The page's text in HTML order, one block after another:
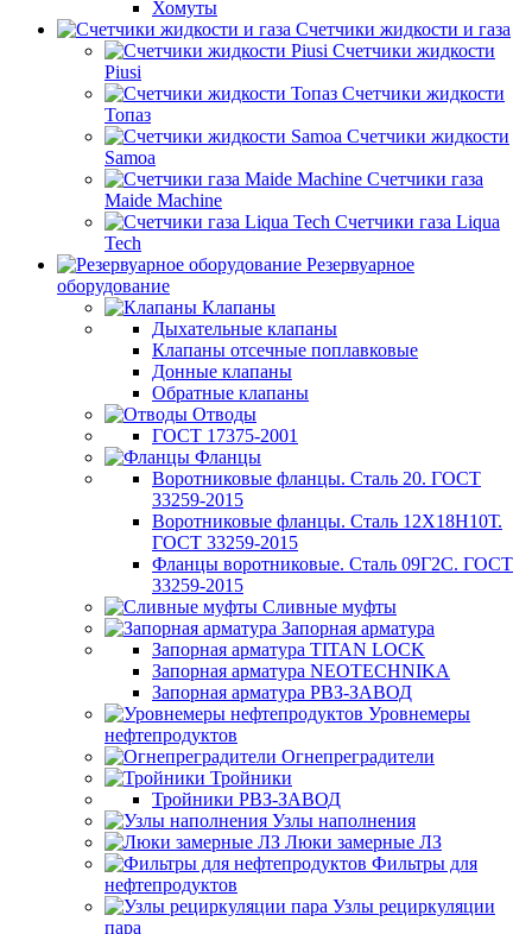
Хомуты
Счетчики жидкости и газа
Счетчики жидкости
Piusi
Счетчики жидкости
Топаз
Счетчики жидкости
Samoa
Счетчики газа
Maide Machine
Счетчики газа Liqua
Tech
Резервуарное
оборудование
Клапаны
Дыхательные клапаны
Клапаны отсечные поплавковые
Донные клапаны
Обратные клапаны
Отводы
ГОСТ 17375-2001
Фланцы
Воротниковые фланцы. Сталь 20. ГОСТ
33259-2015
Воротниковые фланцы. Сталь 12Х18Н10Т.
ГОСТ 33259-2015
Фланцы воротниковые. Сталь 09Г2С. ГОСТ
33259-2015
Сливные муфты
Запорная арматура
Запорная арматура TITAN LOCK
Запорная арматура NEOTECHNIKA
Запорная арматура РВЗ-ЗАВОД
Уровнемеры
нефтепродуктов
Огнепреградители
Тройники
Тройники РВЗ-ЗАВОД
Узлы наполнения
Люки замерные ЛЗ
Фильтры для
нефтепродуктов
Узлы рециркуляции
пара